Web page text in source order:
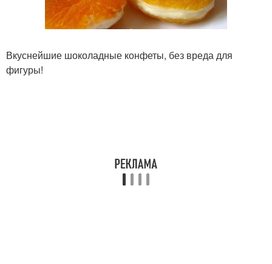
Вкуснейшие шоколадные конфеты, без вреда для
фигуры!